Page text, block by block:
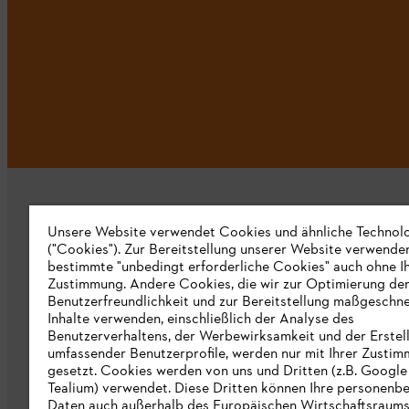
Unternehmen
Über uns
Katalog zum Download
STIHL Hinweisgebersystem
Unsere Website verwendet Cookies und ähnliche
("Cookies"). Zur Bereitstellung unserer Website
bestimmte "unbedingt erforderliche Cookies" auch ohne
Zustimmung. Andere Cookies, die wir zur Optimierung der
Benutzerfreundlichkeit und zur Bereitstellung
Inhalte verwenden, einschließlich der Analyse des
Benutzerverhaltens, der Werbewirksamkeit und der
umfassender Benutzerprofile, werden nur mit Ihrer
gesetzt. Cookies werden von uns und Dritten (z.B.
Tealium) verwendet. Diese Dritten können Ihre